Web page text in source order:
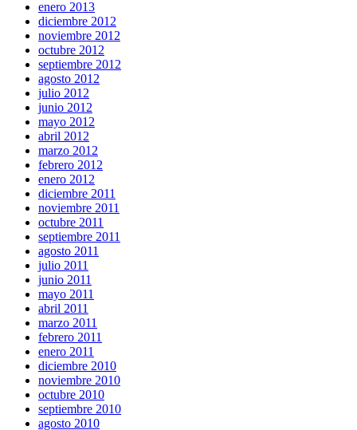
enero 2013
diciembre 2012
noviembre 2012
octubre 2012
septiembre 2012
agosto 2012
julio 2012
junio 2012
mayo 2012
abril 2012
marzo 2012
febrero 2012
enero 2012
diciembre 2011
noviembre 2011
octubre 2011
septiembre 2011
agosto 2011
julio 2011
junio 2011
mayo 2011
abril 2011
marzo 2011
febrero 2011
enero 2011
diciembre 2010
noviembre 2010
octubre 2010
septiembre 2010
agosto 2010